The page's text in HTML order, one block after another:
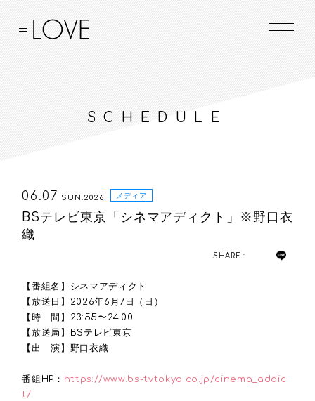
SCHEDULE
06.07 SUN.2026 メディア
BSテレビ東京「シネマアディクト」※野口衣
織
SHARE :
【番組名】シネマアディクト
【放送日】2026年6月7日（日）
【時 間】23:55〜24:00
【放送局】BSテレビ東京
【出 演】野口衣織
番組HP： https://www.bs-tvtokyo.co.jp/cinema_addic
t/